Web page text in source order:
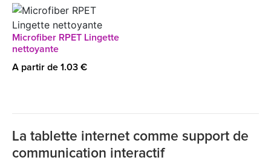
Microfiber RPET Lingette
nettoyante
A partir de 1.03 €
La tablette internet comme support de
communication interactif